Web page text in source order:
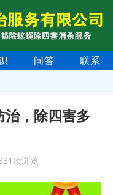
问答 联系
，除四害多
次浏览